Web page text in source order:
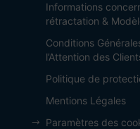
Informations
rétractation &
Conditions
l’Attention des
Politique de
Mentions Légales
Paramètres des